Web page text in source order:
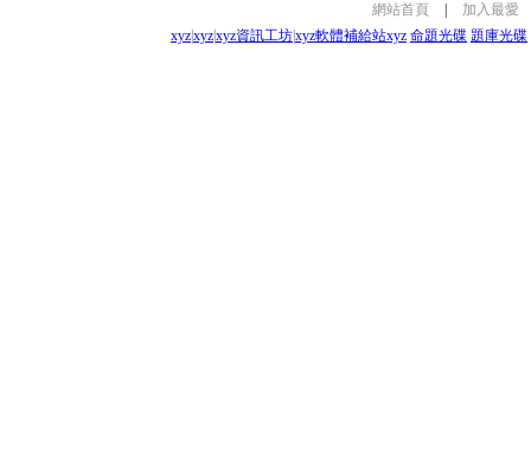
網站首頁
加入最愛
xyzxyzxyz資訊工坊xyz軟體補給站xyz 命題光碟 題庫光碟